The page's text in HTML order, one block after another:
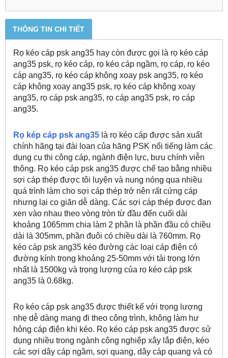
THÔNG TIN CHI TIẾT
Rọ kéo cáp psk ang35 hay còn được gọi là rọ kéo cáp
ang35 psk, rọ kéo cáp, rọ kéo cáp ngầm, rọ cáp, rọ kéo
cáp ang35, rọ kéo cáp không xoay psk ang35, rọ kéo
cáp không xoay ang35 psk, rọ kéo cáp không xoay
ang35, rọ cáp psk ang35, rọ cáp ang35 psk, rọ cáp
ang35.
Rọ kép cáp psk ang35 là rọ kéo cáp được sản xuất
chính hãng tại đài loan của hãng PSK nổi tiếng làm các
dụng cụ thi công cáp, ngành điện lực, bưu chính viễn
thông. Rọ kéo cáp psk ang35 được chế tạo bằng nhiều
sợi cáp thép được tôi luyện và nung nóng qua nhiều
quá trình làm cho sợi cáp thép trở nên rất cứng cáp
nhưng lại co giãn dễ dàng. Các sợi cáp thép được đan
xen vào nhau theo vòng tròn từ đầu đến cuối dài
khoảng 1065mm chia làm 2 phần là phần đầu có chiều
dài là 305mm, phần đuôi có chiều dài là 760mm. Rọ
kéo cáp psk ang35 kéo đường các loại cáp điện có
đường kính trong khoảng 25-50mm với tải trọng lớn
nhất là 1500kg và trọng lượng của rọ kéo cáp psk
ang35 là 0.68kg.
Rọ kéo cáp psk ang35 được thiết kế với trọng lượng
nhẹ dễ dàng mang đi theo công trình, không làm hư
hỏng cáp điện khi kéo. Rọ kéo cáp psk ang35 được sử
dụng nhiều trong ngành công nghiệp xây lắp điện, kéo
các sợi dây cáp ngầm, sợi quang, dây cáp quang và có